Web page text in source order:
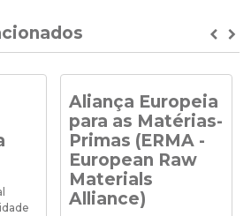
Aliança Europeia
para as Matérias-
Primas (ERMA -
European Raw
Materials
Alliance)